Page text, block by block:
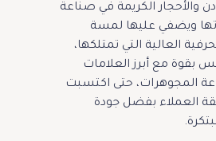
والأحجار الكريمة في صناعة
ويضفي عليها لمسة
العالية التي تمتلكها،
بقوة مع أبرز العلامات
المجوهرات، حتى اكتسبت
العملاء بفضل جودة